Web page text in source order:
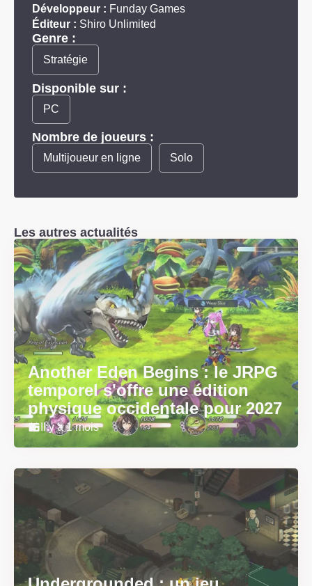
Développeur : Funday Games
Éditeur : Shiro Unlimited
Genre :
Stratégie
Disponible sur :
PC
Nombre de joueurs :
Multijoueur en ligne Solo
Les autres actualités
Another Eden Begins : le JRPG
temporel s'offre une édition
physique occidentale pour 2027
Il y a 1 mois